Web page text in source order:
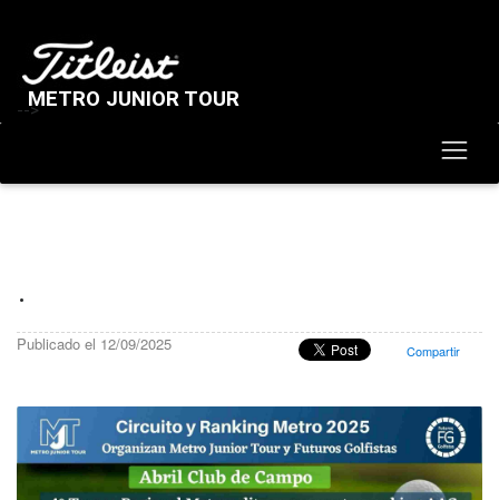
METRO JUNIOR TOUR
-->
.
Publicado el 12/09/2025 Compartir